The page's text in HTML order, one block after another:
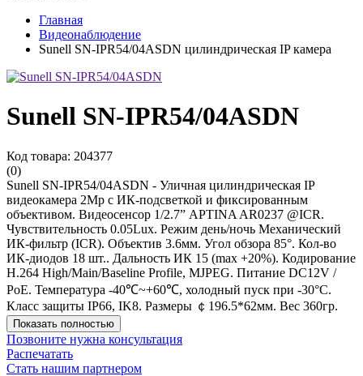
Главная
Видеонаблюдение
Sunell SN-IPR54/04ASDN цилиндрическая IP камера
Sunell SN-IPR54/04ASDN
Код товара: 204377
(0)
Sunell SN-IPR54/04ASDN - Уличная цилиндрическая IP
видеокамера 2Mp с ИК-подсветкой и фиксированным
объективом. Видеосенсор 1/2.7” APTINA AR0237 @ICR.
Чувствительность 0.05Lux. Режим день/ночь Механический
ИК-фильтр (ICR). Объектив 3.6мм. Угол обзора 85°. Кол-во
ИК-диодов 18 шт.. Дальность ИК 15 (max +20%). Кодирование
H.264 High/Main/Baseline Profile, MJPEG. Питание DC12V /
PoE. Температура -40℃~+60℃, холодный пуск при -30°C.
Класс защиты IP66, IK8. Размеры ￠196.5*62мм. Вес 360гр.
Показать полностью
Позвоните нужна консультация
Распечатать
Стать нашим партнером